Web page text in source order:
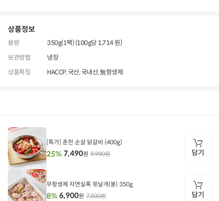
상품정보
용량
350g(1팩) (100g당 1,714 원)
보관방법
냉장
상품특징
HACCP, 국산, 국내산, 無항생제
상
품
정
보
담
기
[특가] 춘천 순살 닭갈비 (400g)
9,990원
25% 7,490원 담기
무항생제 자연실록 윗날개(봉) 350g
7,500원
8% 6,900원 담기